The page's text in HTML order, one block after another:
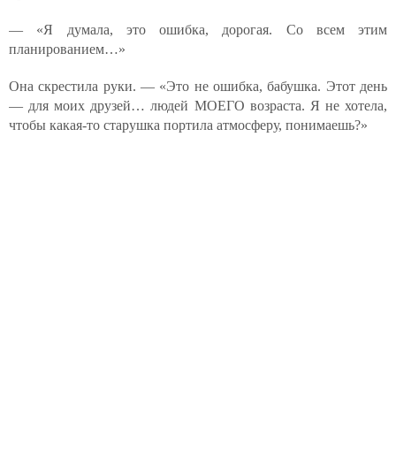
— «Я думала, это ошибка, дорогая. Со всем этим
планированием…»
Она скрестила руки. — «Это не ошибка, бабушка. Этот день
— для моих друзей… людей МОЕГО возраста. Я не хотела,
чтобы какая-то старушка портила атмосферу, понимаешь?»